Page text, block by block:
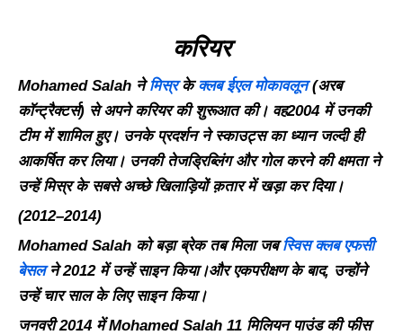
करियर
Mohamed Salah नेमिस्र के क्लब ईएल मोकावलून(अरब
कॉन्ट्रैक्टर्स) सेअपने करियर कीशुरूआतकी। वह2004 में उनकी
टीम में शामिल हुए। उनके प्रदर्शन ने स्काउट्स का ध्यान जल्दी ही
आकर्षित कर लिया। उनकी तेजड्रिब्लिंग और गोल करने की क्षमता ने
उन्हें मिस्र के सबसे अच्छे खिलाड़ियों क़तार मेंखड़ा कर दिया।
(2012–2014)
Mohamed Salah को बड़ा ब्रेक तब मिला जब स्विस क्लब एफसी
बेसल ने2012 में उन्हें साइन किया।और एकपरीक्षण के बाद, उन्होंने
उन्हें चार साल के लिए साइन किया।
जनवरी2014 मेंMohamed Salah 11 मिलियन पाउंड की फीस